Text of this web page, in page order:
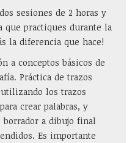
sesiones de 2 horas y
que practiques durante la
la diferencia que hace!
a conceptos básicos de
Práctica de trazos
los trazos
crear palabras, y
borrador a dibujo final
Es importante